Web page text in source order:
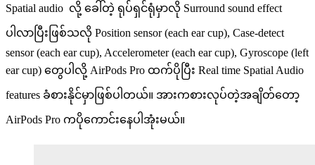
Spatial audio လို့ ခေါ်တဲ့ ရုပ်ရှင်ရုံမှာလို Surround sound effect
ပါလာပြီးဖြစ်သလို Position sensor (each ear cup), Case-detect
sensor (each ear cup), Accelerometer (each ear cup), Gyroscope (left
ear cup) တွေပါလို့ AirPods Pro ထက်ပိုပြီး Real time Spatial Audio
features ခံစားနိုင်မှာဖြစ်ပါတယ်။ အားကစားလုပ်တဲ့အချိတ်တော့
AirPods Pro ကပိုကောင်းနေပါအုံးမယ်။